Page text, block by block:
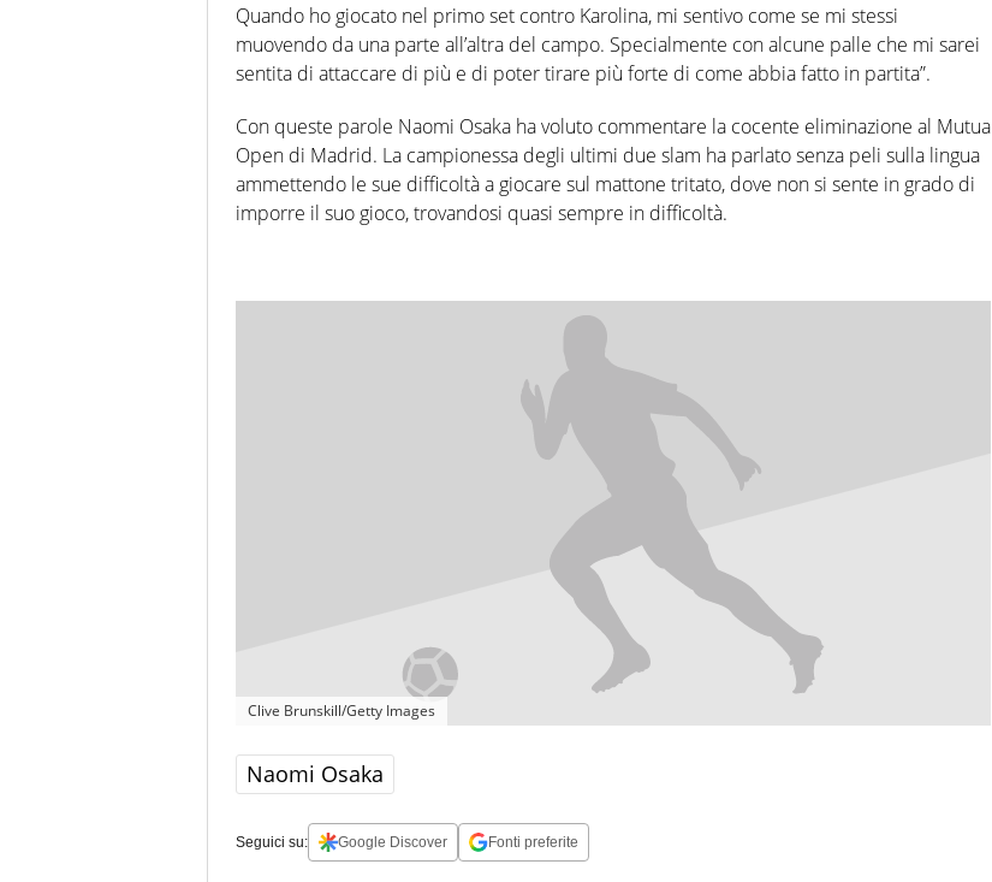
Quando ho giocato nel primo set contro Karolina, mi sentivo come se mi stessi
muovendo da una parte all’altra del campo. Specialmente con alcune palle che mi sarei
sentita di attaccare di più e di poter tirare più forte di come abbia fatto in partita”.
Con queste parole Naomi Osaka ha voluto commentare la cocente eliminazione al Mutua
Open di Madrid. La campionessa degli ultimi due slam ha parlato senza peli sulla lingua
ammettendo le sue difficoltà a giocare sul mattone tritato, dove non si sente in grado di
imporre il suo gioco, trovandosi quasi sempre in difficoltà.
Clive Brunskill/Getty Images
Naomi Osaka
Seguici su: Google Discover Fonti preferite